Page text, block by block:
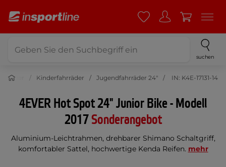
suchen
Kinderfahrräder Jugendfahrräder 24" IN: K4E-17131-14
4EVER Hot Spot 24" Junior Bike - Modell
2017Sonderangebot
Aluminium-Leichtrahmen, drehbarer Shimano Schaltgriff,
komfortabler Sattel, hochwertige Kenda Reifen. mehr